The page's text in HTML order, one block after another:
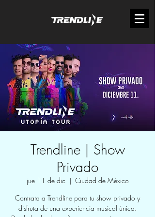
Trendline | Show
Privado
jue 11 de dic
  |
Ciudad de México
Contrata a Trendline para tu show privado y
disfruta de una experiencia musical única.